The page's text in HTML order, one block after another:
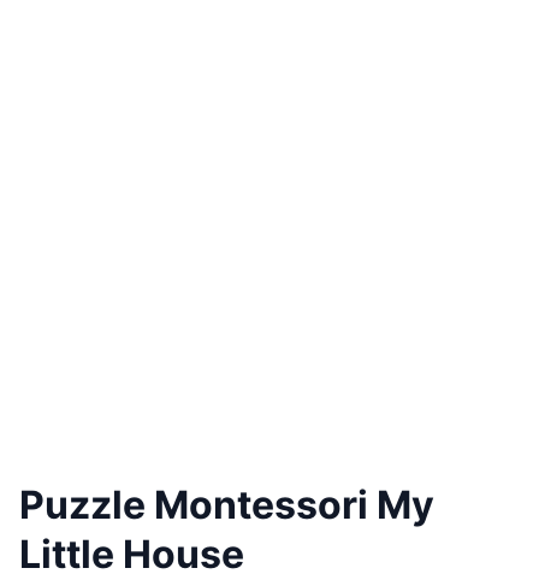
Puzzle Montessori My
Little House